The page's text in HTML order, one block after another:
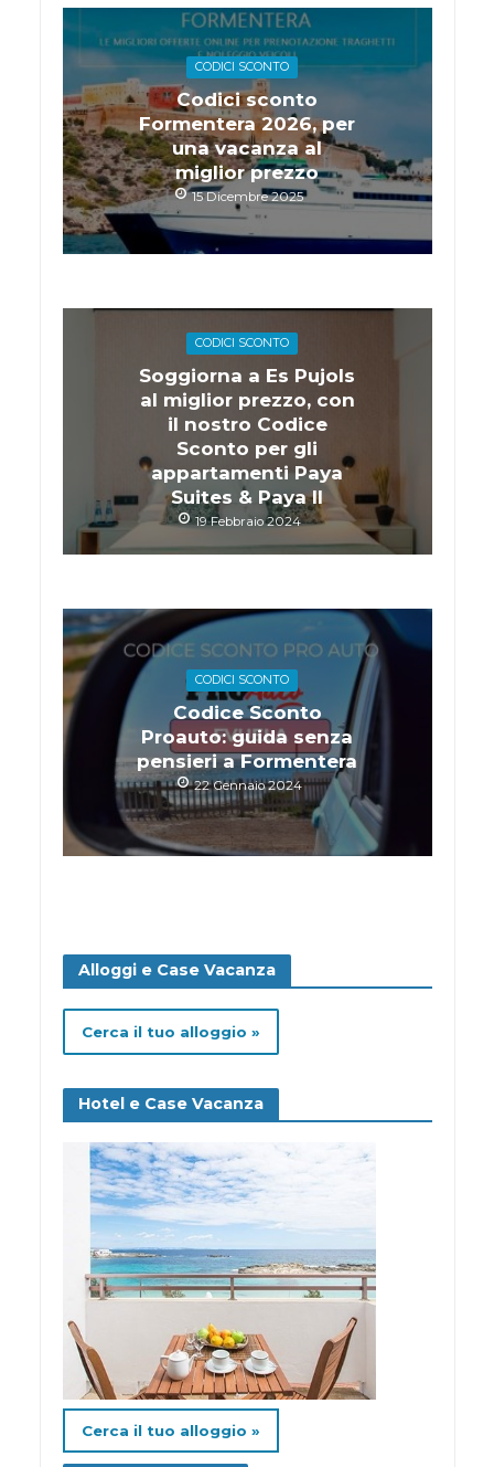
CODICI SCONTO
Codici sconto
Formentera 2026, per
una vacanza al
miglior prezzo
15 Dicembre 2025
CODICI SCONTO
Soggiorna a Es Pujols
al miglior prezzo, con
il nostro Codice
Sconto per gli
appartamenti Paya
Suites & Paya II
19 Febbraio 2024
CODICI SCONTO
Codice Sconto
Proauto: guida senza
pensieri a Formentera
22 Gennaio 2024
Alloggi e Case Vacanza
Cerca il tuo alloggio »
Hotel e Case Vacanza
Cerca il tuo alloggio »